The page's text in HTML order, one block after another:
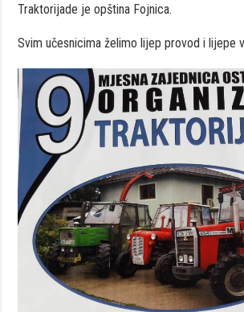
Traktorijade je opština Fojnica.
Svim učesnicima želimo lijep provod i lijepe